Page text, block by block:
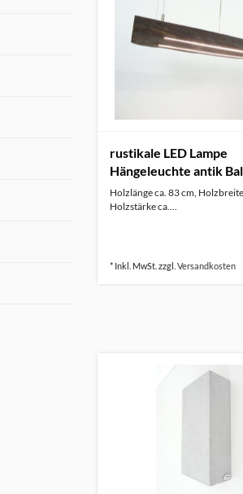
rustikale LED Lampe
Hängeleuchte antik
Holzlänge ca. 83 cm,
Holzstärke ca....
* Inkl. MwSt. zzgl. Versandkosten